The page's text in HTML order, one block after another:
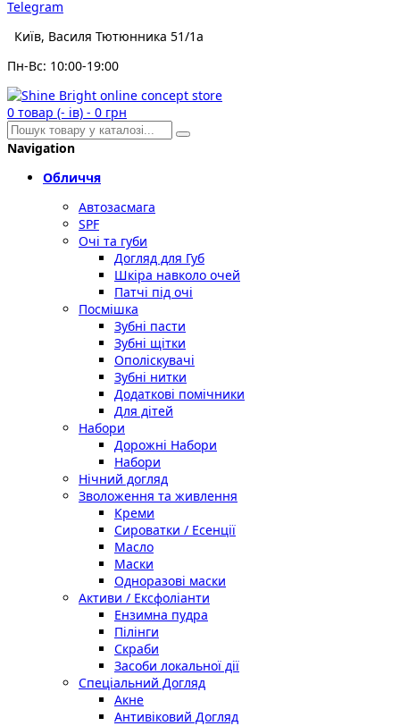
Telegram
Київ, Василя Тютюнника 51/1а
Пн-Вс: 10:00-19:00
0 товар (- ів) - 0 грн
Navigation
Обличчя
Автозасмага
SPF
Очі та губи
Догляд для Губ
Шкіра навколо очей
Патчі під очі
Посмішка
Зубні пасти
Зубні щітки
Ополіскувачі
Зубні нитки
Додаткові помічники
Для дітей
Набори
Дорожні Набори
Набори
Нічний догляд
Зволоження та живлення
Креми
Сироватки / Есенції
Масло
Маски
Одноразові маски
Активи / Ексфоліанти
Ензимна пудра
Пілінги
Скраби
Засоби локальної дії
Спеціальний Догляд
Акне
Антивіковий Догляд